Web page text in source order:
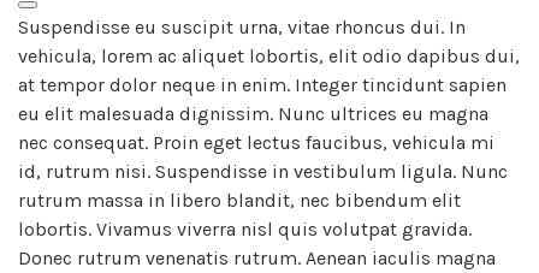
Suspendisse eu suscipit urna, vitae rhoncus dui. In
vehicula, lorem ac aliquet lobortis, elit odio dapibus dui,
at tempor dolor neque in enim. Integer tincidunt sapien
eu elit malesuada dignissim. Nunc ultrices eu magna
nec consequat. Proin eget lectus faucibus, vehicula mi
id, rutrum nisi. Suspendisse in vestibulum ligula. Nunc
rutrum massa in libero blandit, nec bibendum elit
lobortis. Vivamus viverra nisl quis volutpat gravida.
Donec rutrum venenatis rutrum. Aenean iaculis magna